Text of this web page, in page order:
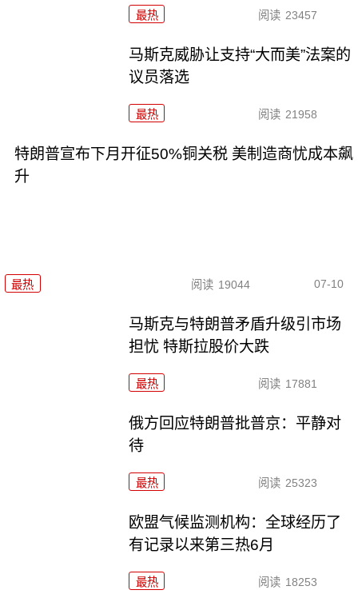
最热 阅读 23457
马斯克威胁让支持“大而美”法案的
议员落选
最热 阅读 21958
特朗普宣布下月开征50%铜关税 美制造商忧成本飙
升
最热 阅读 19044 07-10
马斯克与特朗普矛盾升级引市场
担忧 特斯拉股价大跌
最热 阅读 17881
俄方回应特朗普批普京：平静对
待
最热 阅读 25323
欧盟气候监测机构：全球经历了
有记录以来第三热6月
最热 阅读 18253